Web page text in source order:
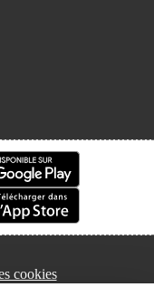
cookies